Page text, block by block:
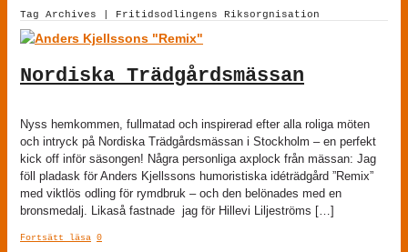
Tag Archives | Fritidsodlingens Riksorgnisation
Nordiska Trädgårdsmässan
Nyss hemkommen, fullmatad och inspirerad efter alla roliga möten
och intryck på Nordiska Trädgårdsmässan i Stockholm – en perfekt
kick off inför säsongen! Några personliga axplock från mässan: Jag
föll pladask för Anders Kjellssons humoristiska idéträdgård ”Remix”
med viktlös odling för rymdbruk – och den belönades med en
bronsmedalj. Likaså fastnade jag för Hillevi Liljeströms […]
Fortsätt läsa 0